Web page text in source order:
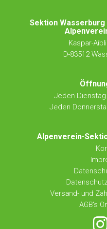
Sektion Wasserburg
Kaspar-
D-83512
Jeden
Jeden
Alpenverein-
Versand- und
AGB's